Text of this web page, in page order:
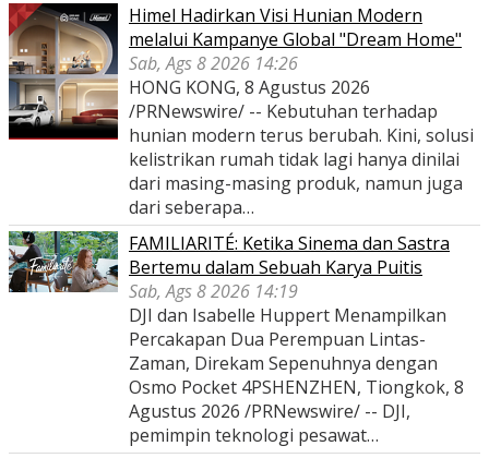
Himel Hadirkan Visi Hunian Modern
melalui Kampanye Global "Dream Home"
Sab, Ags 8 2026 14:26
HONG KONG, 8 Agustus 2026
/PRNewswire/ -- Kebutuhan terhadap
hunian modern terus berubah. Kini, solusi
kelistrikan rumah tidak lagi hanya dinilai
dari masing-masing produk, namun juga
dari seberapa…
FAMILIARITÉ: Ketika Sinema dan Sastra
Bertemu dalam Sebuah Karya Puitis
Sab, Ags 8 2026 14:19
DJI dan Isabelle Huppert Menampilkan
Percakapan Dua Perempuan Lintas-
Zaman, Direkam Sepenuhnya dengan
Osmo Pocket 4PSHENZHEN, Tiongkok, 8
Agustus 2026 /PRNewswire/ -- DJI,
pemimpin teknologi pesawat…